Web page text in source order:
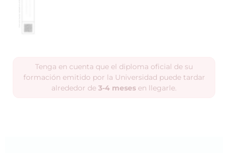
Tenga en cuenta que el diploma oficial de su
formación emitido por la Universidad puede tardar
alrededor de 3-4 meses en llegarle.